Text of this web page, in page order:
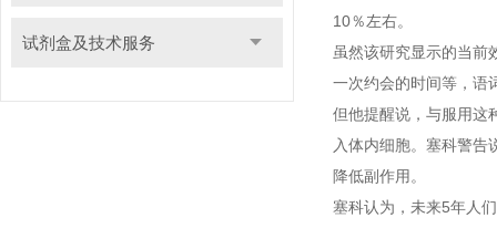
试剂盒及技术服务
10％左右。
虽然该研究显示的当前
一次约会的时间等，语
但他提醒说，与服用这
入体内细胞。塞科警
降低副作用。
塞科认为，未来5年人